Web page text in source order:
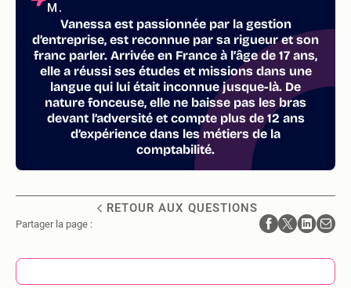
M.
Vanessa est passionnée par la gestion
d’entreprise, est reconnue par sa rigueur et son
franc parler. Arrivée en France à l’âge de 17 ans,
elle a réussi ses études et missions dans une
langue qui lui était inconnue jusque-là. De
nature fonceuse, elle ne baisse pas les bras
devant l’adversité et compte plus de 12 ans
d’expérience dans les métiers de la
comptabilité.
RETOUR AUX QUESTIONS
Partager la page :